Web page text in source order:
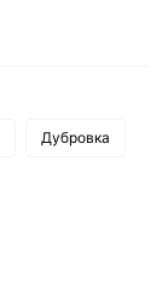
Дубровка